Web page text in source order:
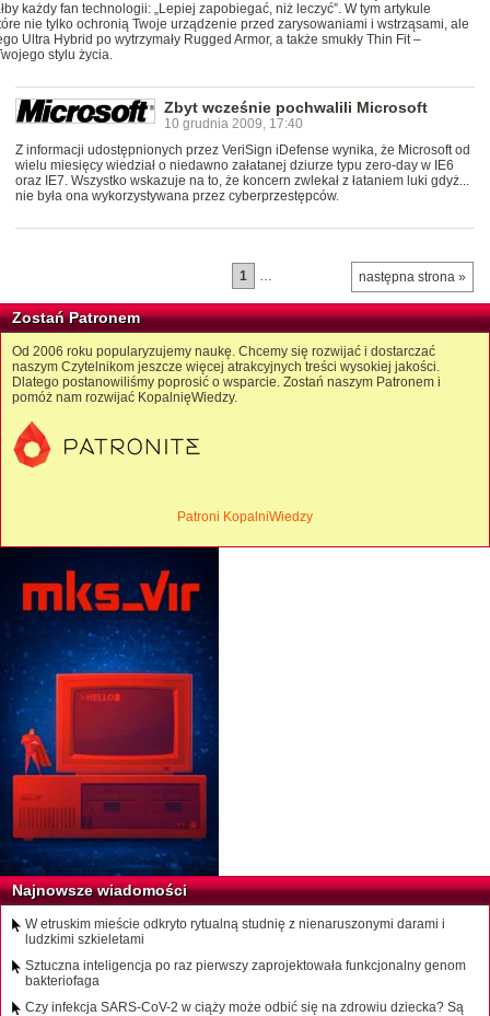
każdy fan technologii: „Lepiej zapobiegać, niż leczyć”. W tym artykule
nie tylko ochronią Twoje urządzenie przed zarysowaniami i wstrząsami, ale
Ultra Hybrid po wytrzymały Rugged Armor, a także smukły Thin Fit –
stylu życia.
Zbyt wcześnie pochwalili Microsoft
10 grudnia 2009, 17:40
Z informacji udostępnionych przez VeriSign iDefense wynika, że Microsoft od
wielu miesięcy wiedział o niedawno załatanej dziurze typu zero-day w IE6
oraz IE7. Wszystko wskazuje na to, że koncern zwlekał z łataniem luki gdyż...
nie była ona wykorzystywana przez cyberprzestępców.
następna strona »
1 …
Zostań Patronem
Od 2006 roku popularyzujemy naukę. Chcemy się rozwijać i dostarczać
naszym Czytelnikom jeszcze więcej atrakcyjnych treści wysokiej jakości.
Dlatego postanowiliśmy poprosić o wsparcie. Zostań naszym Patronem i
pomóż nam rozwijać KopalnięWiedzy.
Patroni KopalniWiedzy
Najnowsze wiadomości
W etruskim mieście odkryto rytualną studnię z nienaruszonymi darami i
ludzkimi szkieletami
Sztuczna inteligencja po raz pierwszy zaprojektowała funkcjonalny genom
bakteriofaga
Czy infekcja SARS-CoV-2 w ciąży może odbić się na zdrowiu dziecka? Są